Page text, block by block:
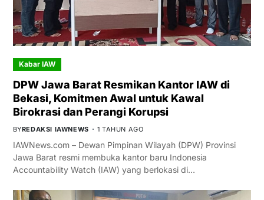
Kabar IAW
DPW Jawa Barat Resmikan Kantor IAW di
Bekasi, Komitmen Awal untuk Kawal
Birokrasi dan Perangi Korupsi
BYREDAKSI IAWNEWS 1 TAHUN AGO
IAWNews.com – Dewan Pimpinan Wilayah (DPW) Provinsi
Jawa Barat resmi membuka kantor baru Indonesia
Accountability Watch (IAW) yang berlokasi di…